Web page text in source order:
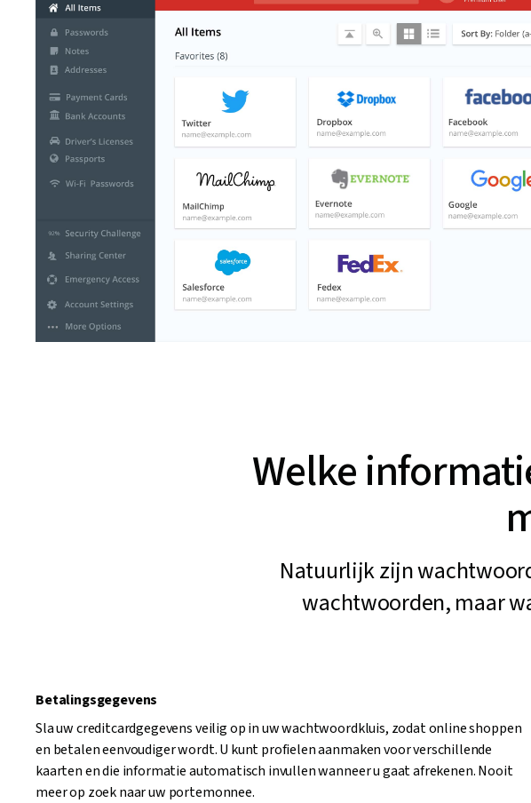
Welke
Natuurlijk zijn
wachtwoorden, maar
Betalingsgegevens
Sla uw creditcardgegevens veilig op in uw wachtwoordkluis, zodat online shoppen
en betalen eenvoudiger wordt. U kunt profielen aanmaken voor verschillende
kaarten en die informatie automatisch invullen wanneer u gaat afrekenen. Nooit
meer op zoek naar uw portemonnee.